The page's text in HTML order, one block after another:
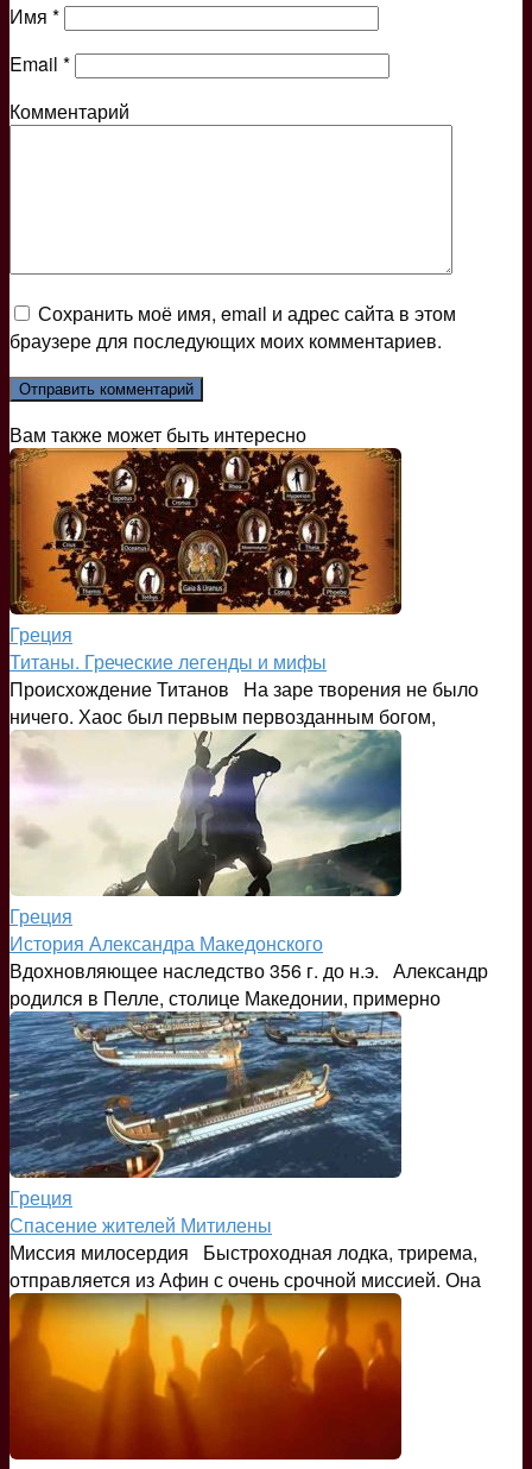
Имя *
Email *
Комментарий
Сохранить моё имя, email и адрес сайта в этом
браузере для последующих моих комментариев.
Вам также может быть интересно
Греция
Титаны. Греческие легенды и мифы
Происхождение Титанов На заре творения не было
ничего. Хаос был первым первозданным богом,
Греция
История Александра Македонского
Вдохновляющее наследство 356 г. до н.э. Александр
родился в Пелле, столице Македонии, примерно
Греция
Спасение жителей Митилены
Миссия милосердия Быстроходная лодка, трирема,
отправляется из Афин с очень срочной миссией. Она